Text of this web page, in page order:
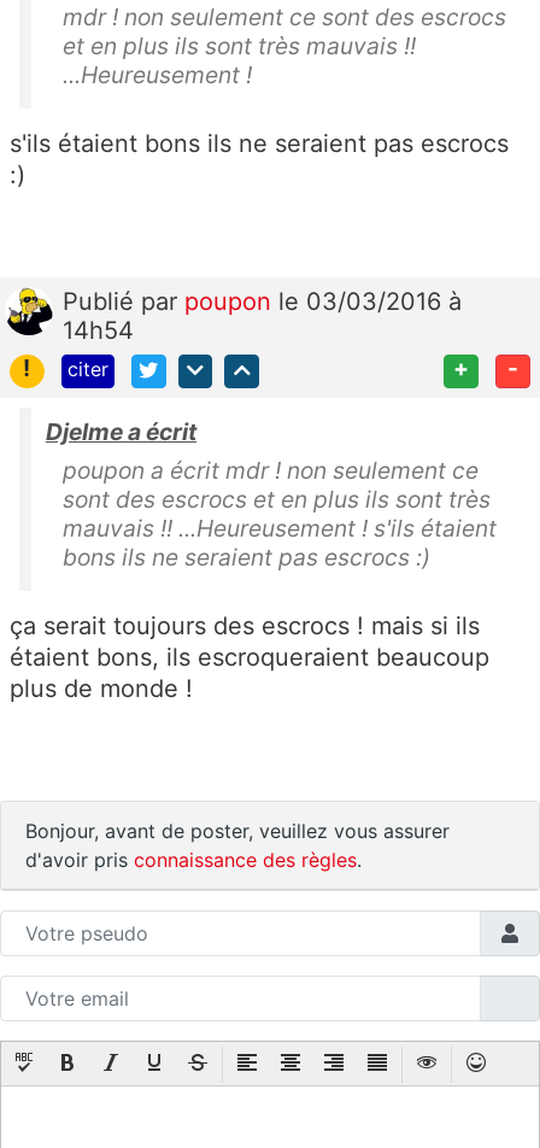
mdr ! non seulement ce sont des escrocs
et en plus ils sont très mauvais !!
...Heureusement !
s'ils étaient bons ils ne seraient pas escrocs
:)
Publié par poupon le 03/03/2016 à
14h54
!
citer + -
Djelme a écrit
poupon a écrit mdr ! non seulement ce
sont des escrocs et en plus ils sont très
mauvais !! ...Heureusement ! s'ils étaient
bons ils ne seraient pas escrocs :)
ça serait toujours des escrocs ! mais si ils
étaient bons, ils escroqueraient beaucoup
plus de monde !
Bonjour, avant de poster, veuillez vous assurer
d'avoir pris connaissance des règles.